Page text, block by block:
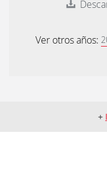
Ver otros años:
+